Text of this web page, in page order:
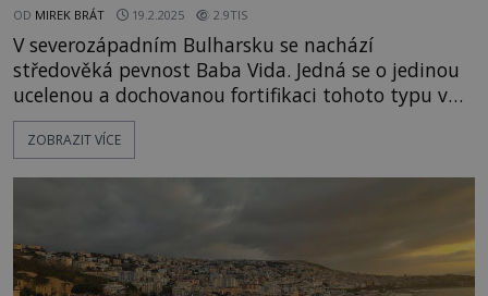
OD MIREK BRÁT 19.2.2025 2.9TIS
V severozápadním Bulharsku se nachází
středověká pevnost Baba Vida. Jedná se o jedinou
ucelenou a dochovanou fortifikaci tohoto typu v
celé zemi. Velmi oblíbená je u návštěvníků, kteří
putují Bulharskem po stopách paranormálních
ZOBRAZIT VÍCE